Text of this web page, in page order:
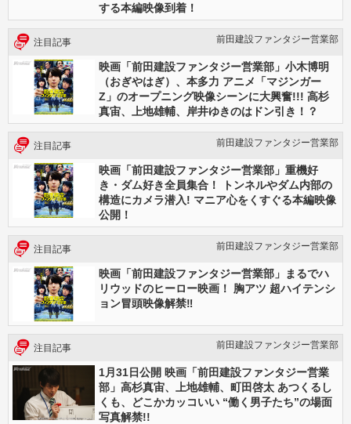
する本編映像到着！
注目記事 前田建設ファンタジー営業部
映画「前田建設ファンタジー営業部」小木博明
（おぎやはぎ）、本多力 アニメ「マジンガー
Z」のオープニング映像シーンに大興奮!!! 高杉
真宙、上地雄輔、岸井ゆきのはドン引き！？
注目記事 前田建設ファンタジー営業部
映画「前田建設ファンタジー営業部」重機好
き・ダム好き全員集合！ トンネルやダム内部の
構造にカメラ潜入! マニア心をくすぐる本編映像
公開！
注目記事 前田建設ファンタジー営業部
映画「前田建設ファンタジー営業部」まるでハ
リウッドのヒーロー映画！ 胸アツ 超ハイテンシ
ョン冒頭映像解禁‼
注目記事 前田建設ファンタジー営業部
1月31日公開 映画「前田建設ファンタジー営業
部」高杉真宙、上地雄輔、町田啓太 あつくるし
くも、どこかカッコいい “働く男子たち”の場面
写真解禁!!